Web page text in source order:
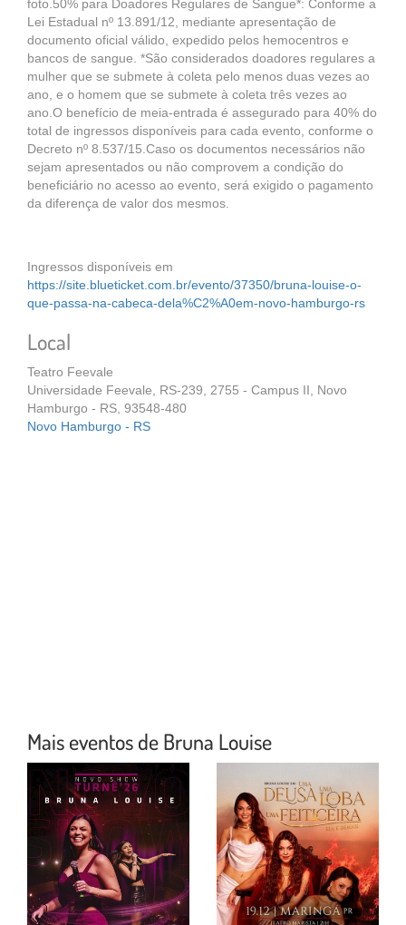
foto.50% para Doadores Regulares de Sangue*: Conforme a
Lei Estadual nº 13.891/12, mediante apresentação de
documento oficial válido, expedido pelos hemocentros e
bancos de sangue. *São considerados doadores regulares a
mulher que se submete à coleta pelo menos duas vezes ao
ano, e o homem que se submete à coleta três vezes ao
ano.O benefício de meia-entrada é assegurado para 40% do
total de ingressos disponíveis para cada evento, conforme o
Decreto nº 8.537/15.Caso os documentos necessários não
sejam apresentados ou não comprovem a condição do
beneficiário no acesso ao evento, será exigido o pagamento
da diferença de valor dos mesmos.
Ingressos disponíveis em
https://site.blueticket.com.br/evento/37350/bruna-louise-o-
que-passa-na-cabeca-dela%C2%A0em-novo-hamburgo-rs
Local
Teatro Feevale
Universidade Feevale, RS-239, 2755 - Campus II, Novo
Hamburgo - RS, 93548-480
Novo Hamburgo - RS
Mais eventos de Bruna Louise